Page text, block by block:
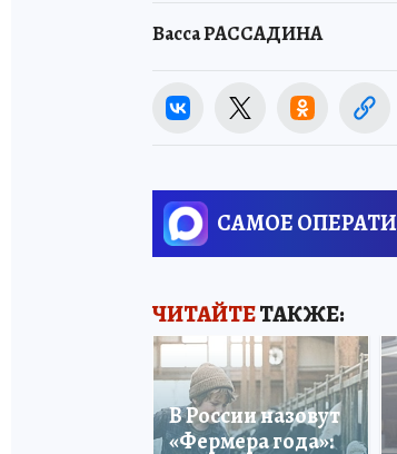
Васса РАССАДИНА
САМОЕ
ЧИТАЙТЕТАКЖЕ:
В России назовут
«Фермера года»: